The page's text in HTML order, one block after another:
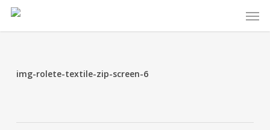
Skip
img-rolete-textile-zip-screen-6